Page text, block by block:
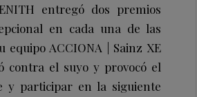
entregó dos premios
en cada una de las
ACCIONA | Sainz XE
contra el suyo y provocó el
y participar en la siguiente